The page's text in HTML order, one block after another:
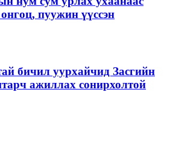
пуужин үүссэн
бичил уурхайчид Засгийн
ажиллах сонирхолтой